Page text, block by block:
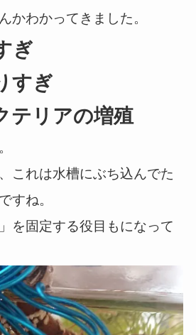
かわかってきました。
ぎ
すぎ
テリアの増殖
これは水槽にぶち込んでた
すね。
を固定する役目もになって